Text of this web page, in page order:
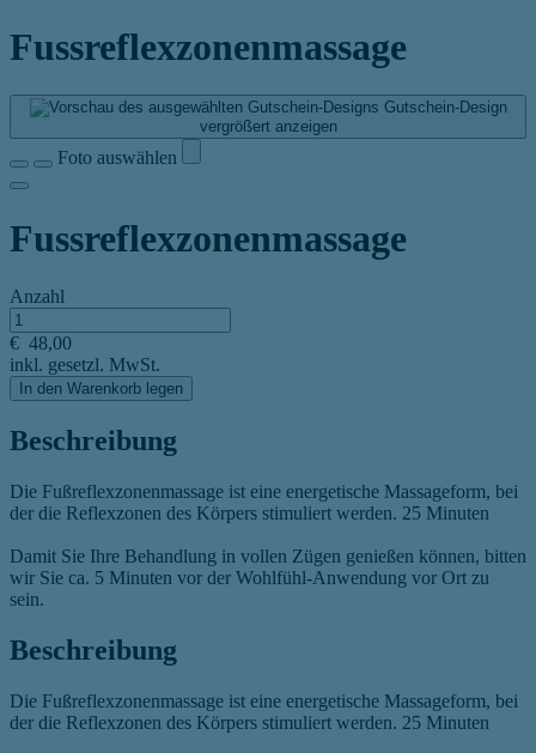
Fussreflexzonenmassage
Gutschein-Design
vergrößert anzeigen
Foto auswählen
Fussreflexzonenmassage
Anzahl
€ 48,00
inkl. gesetzl. MwSt.
In den Warenkorb legen
Beschreibung
Die Fußreflexzonenmassage ist eine energetische Massageform, bei
der die Reflexzonen des Körpers stimuliert werden. 25 Minuten
Damit Sie Ihre Behandlung in vollen Zügen genießen können, bitten
wir Sie ca. 5 Minuten vor der Wohlfühl-Anwendung vor Ort zu
sein.
Beschreibung
Die Fußreflexzonenmassage ist eine energetische Massageform, bei
der die Reflexzonen des Körpers stimuliert werden. 25 Minuten